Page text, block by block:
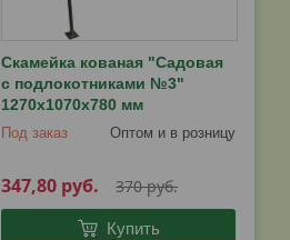
Скамейка кованая "Садовая
с подлокотниками №3"
1270х1070х780 мм
Под заказ Оптом и в розницу
370руб.
347,80 руб.
Купить